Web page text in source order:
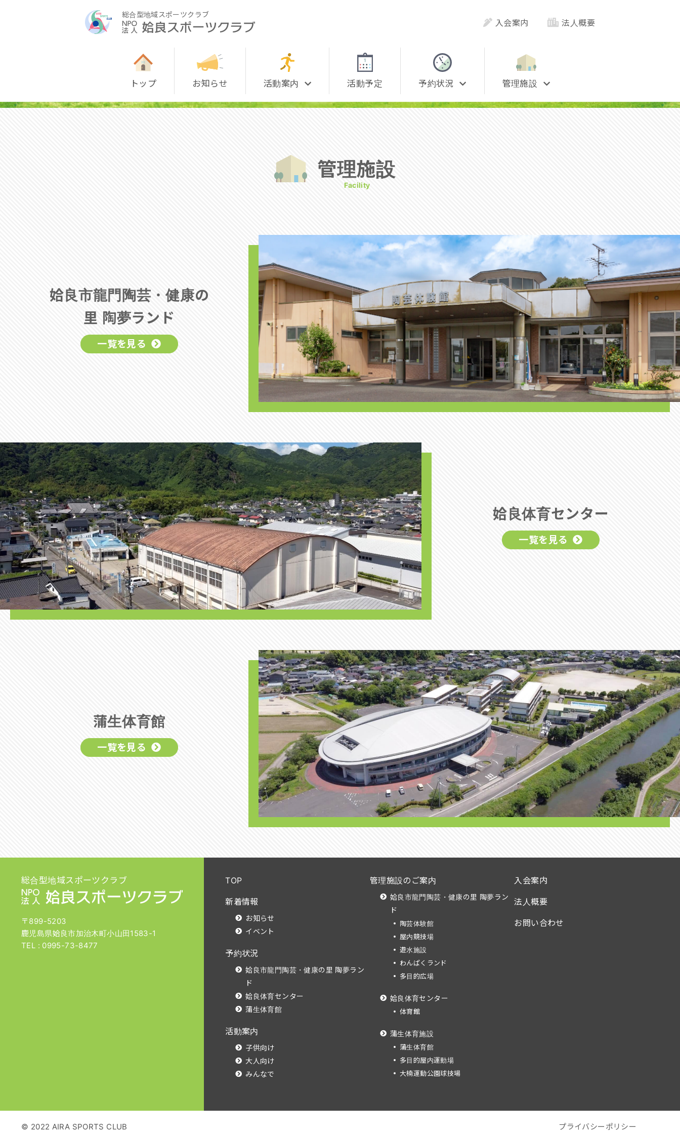
総合型地域スポーツクラブ
入会案内 法人概要
トップ お知らせ 活動案内 活動予定 予約状況 管理施設
管理施設
Facility
姶良市龍門陶芸・健康の
里 陶夢ランド
一覧を見る
姶良体育センター
一覧を見る
蒲生体育館
一覧を見る
総合型地域スポーツクラブ
〒899-5203
鹿児島県姶良市加治木町小山田1583-1
TEL : 0995-73-8477
TOP
新着情報
お知らせ
イベント
予約状況
姶良市龍門陶芸・健康の里 陶夢ラン
ド
姶良体育センター
蒲生体育館
活動案内
子供向け
大人向け
みんなで
管理施設のご案内
姶良市龍門陶芸・健康の里 陶夢ラン
ド
陶芸体験館
屋内競技場
遊水施設
わんぱくランド
多目的広場
姶良体育センター
体育館
蒲生体育施設
蒲生体育館
多目的屋内運動場
大楠運動公園球技場
入会案内
法人概要
お問い合わせ
© 2022 AIRA SPORTS CLUB プライバシーポリシー